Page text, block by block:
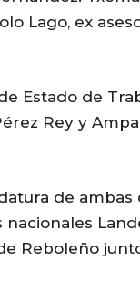
Lago, ex
Estado de
Rey y
de ambas
nacionales
Reboleño